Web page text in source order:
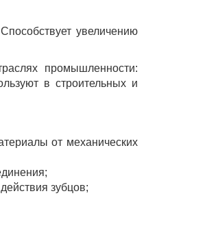
увеличению
промышленности:
в строительных и
от механических
зубцов;